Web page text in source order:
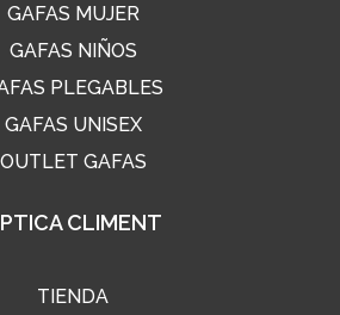
GAFAS MUJER
GAFAS NIÑOS
PLEGABLES
GAFAS UNISEX
OUTLET GAFAS
CLIMENT
TIENDA